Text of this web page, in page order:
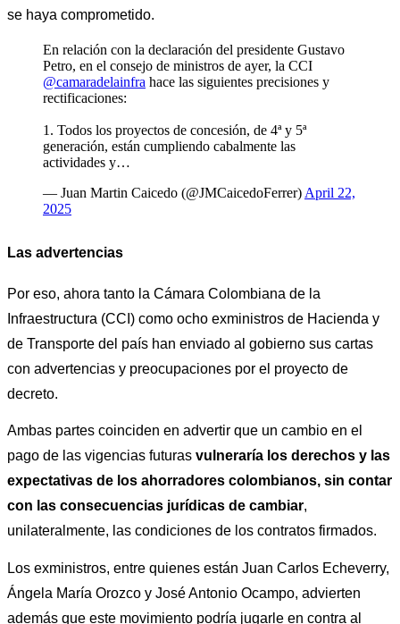
se haya comprometido.
En relación con la declaración del presidente Gustavo
Petro, en el consejo de ministros de ayer, la CCI
@camaradelainfra hace las siguientes precisiones y
rectificaciones:
1. Todos los proyectos de concesión, de 4ª y 5ª
generación, están cumpliendo cabalmente las
actividades y…
— Juan Martin Caicedo (@JMCaicedoFerrer) April 22,
2025
Las advertencias
Por eso, ahora tanto la Cámara Colombiana de la
Infraestructura (CCI) como ocho exministros de Hacienda y
de Transporte del país han enviado al gobierno sus cartas
con advertencias y preocupaciones por el proyecto de
decreto.
Ambas partes coinciden en advertir que un cambio en el
pago de las vigencias futuras vulneraría los derechos y las
expectativas de los ahorradores colombianos, sin contar
con las consecuencias jurídicas de cambiar,
unilateralmente, las condiciones de los contratos firmados.
Los exministros, entre quienes están Juan Carlos Echeverry,
Ángela María Orozco y José Antonio Ocampo, advierten
además que este movimiento podría jugarle en contra al